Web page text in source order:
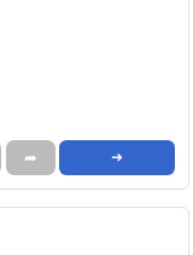
➦ ➜